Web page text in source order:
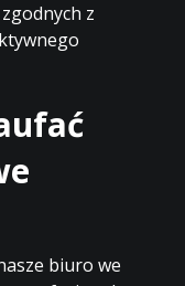
z
biuro we